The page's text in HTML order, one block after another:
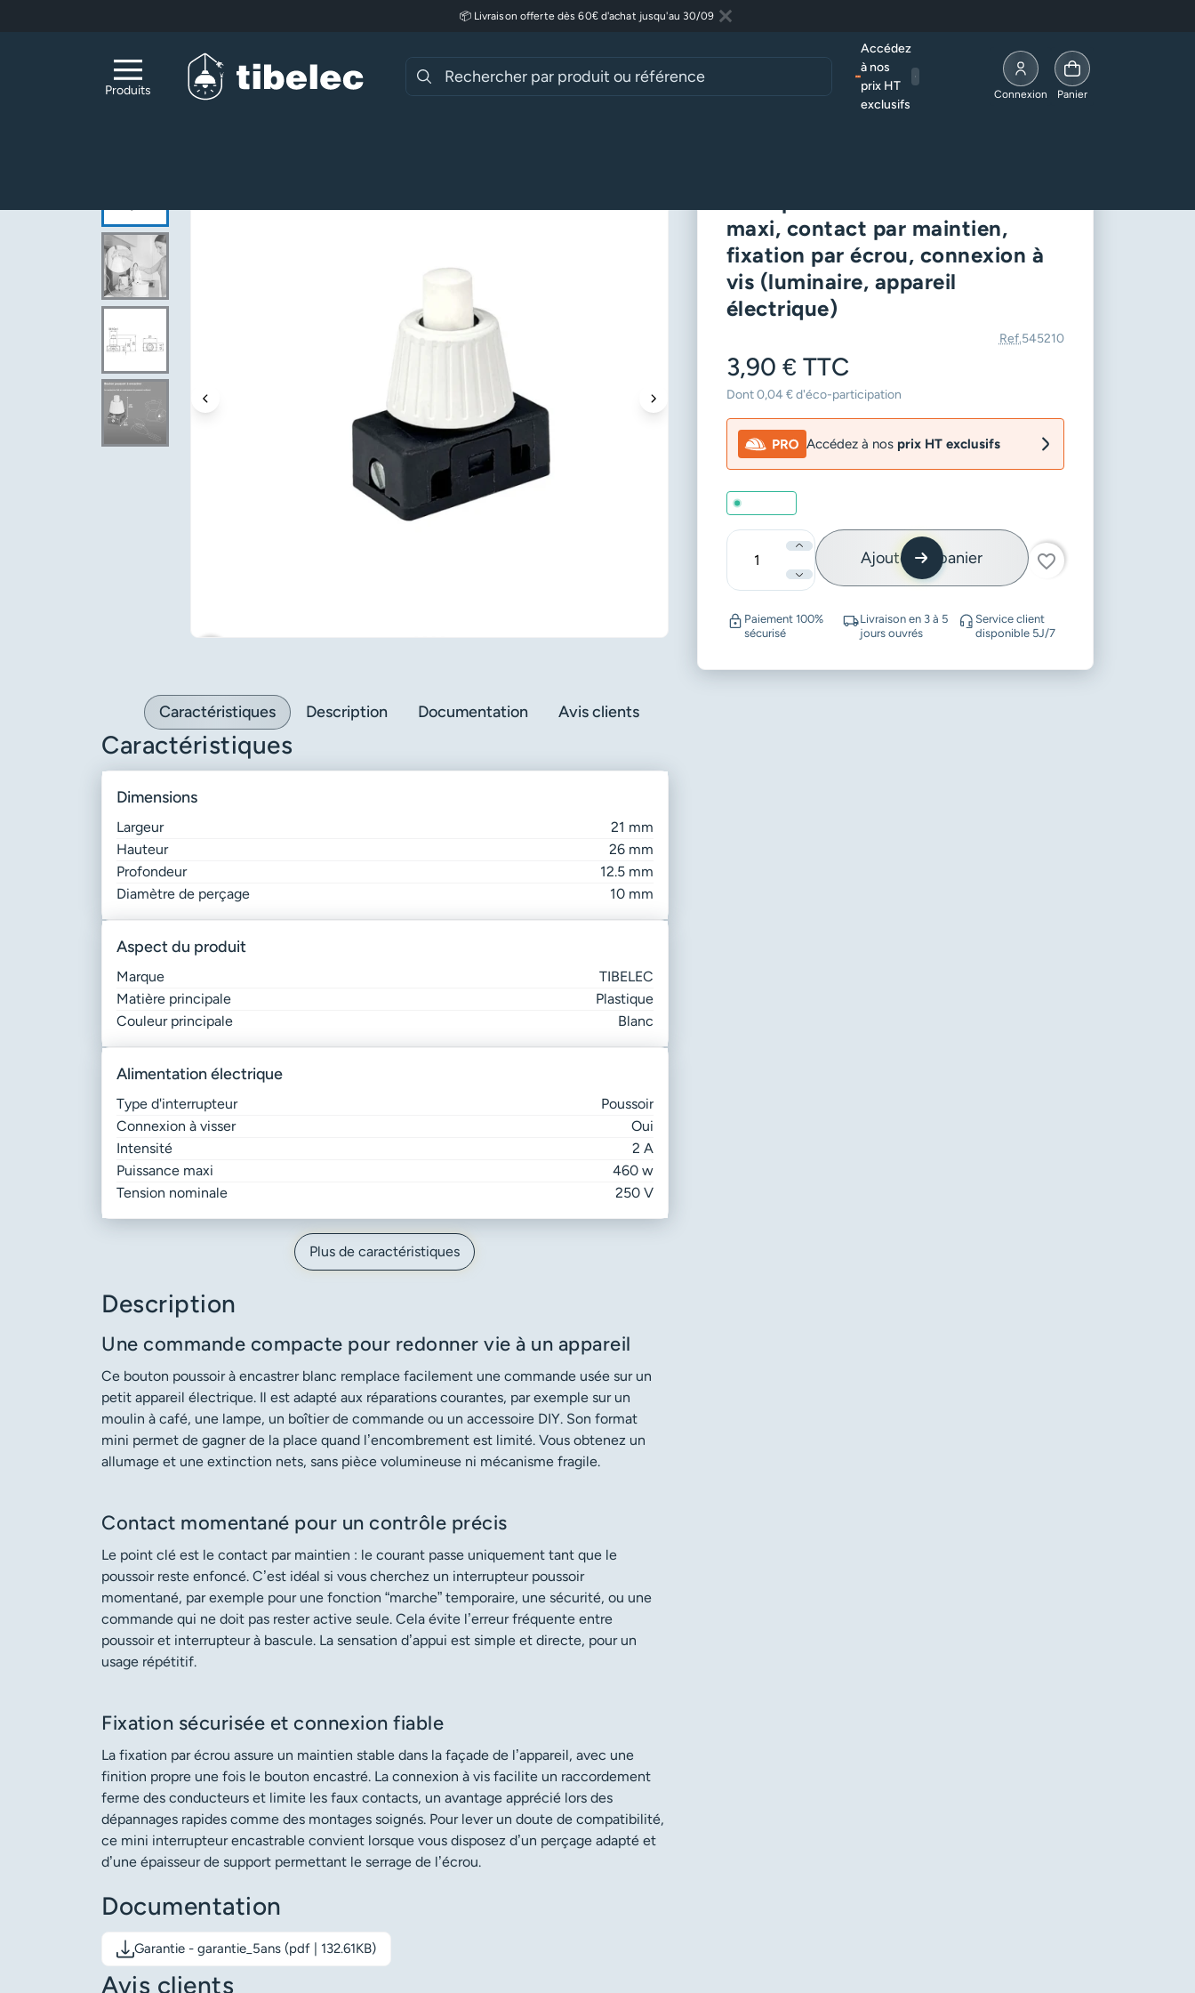
Lire plus
📦 Livraison offerte dès 60€ d'achat jusqu'au 30/09
Fermer
Produits
Accédez
à nos
prix HT
exclusifs
Allez à la page compte
Connexion Panier
maxi, contact par maintien,
fixation par écrou, connexion à
vis (luminaire, appareil
électrique)
Ref.545210
3,90 € TTC
Dont 0,04 € d'éco-participation
Accédez à nos prix HT exclusifs
Quantité
Ajouter au panier favorite_border
Paiement 100%
sécurisé
Livraison en 3 à 5
jours ouvrés
Service client
disponible 5J/7
Caractéristiques Description Documentation Avis clients
Caractéristiques
dimensions
Largeur
21 mm
Hauteur
26 mm
Profondeur
12.5 mm
Diamètre de perçage
10 mm
aspect du produit
Marque
TIBELEC
Matière principale
Plastique
Couleur principale
Blanc
alimentation électrique
Type d'interrupteur
Poussoir
Connexion à visser
Oui
Intensité
2 A
Puissance maxi
460 w
Tension nominale
250 V
Plus de caractéristiques
Description
Une commande compacte pour redonner vie à un appareil
Ce bouton poussoir à encastrer blanc remplace facilement une commande usée sur un
petit appareil électrique. Il est adapté aux réparations courantes, par exemple sur un
moulin à café, une lampe, un boîtier de commande ou un accessoire DIY. Son format
mini permet de gagner de la place quand l’encombrement est limité. Vous obtenez un
allumage et une extinction nets, sans pièce volumineuse ni mécanisme fragile.
Contact momentané pour un contrôle précis
Le point clé est le contact par maintien : le courant passe uniquement tant que le
poussoir reste enfoncé. C’est idéal si vous cherchez un interrupteur poussoir
momentané, par exemple pour une fonction “marche” temporaire, une sécurité, ou une
commande qui ne doit pas rester active seule. Cela évite l’erreur fréquente entre
poussoir et interrupteur à bascule. La sensation d’appui est simple et directe, pour un
usage répétitif.
Fixation sécurisée et connexion fiable
La fixation par écrou assure un maintien stable dans la façade de l’appareil, avec une
finition propre une fois le bouton encastré. La connexion à vis facilite un raccordement
ferme des conducteurs et limite les faux contacts, un avantage apprécié lors des
dépannages rapides comme des montages soignés. Pour lever un doute de compatibilité,
ce mini interrupteur encastrable convient lorsque vous disposez d’un perçage adapté et
d’une épaisseur de support permettant le serrage de l’écrou.
Documentation
Garantie - garantie_5ans (pdf | 132.61KB)
Télécharger le document: Garantie - garantie_5ans
Avis clients